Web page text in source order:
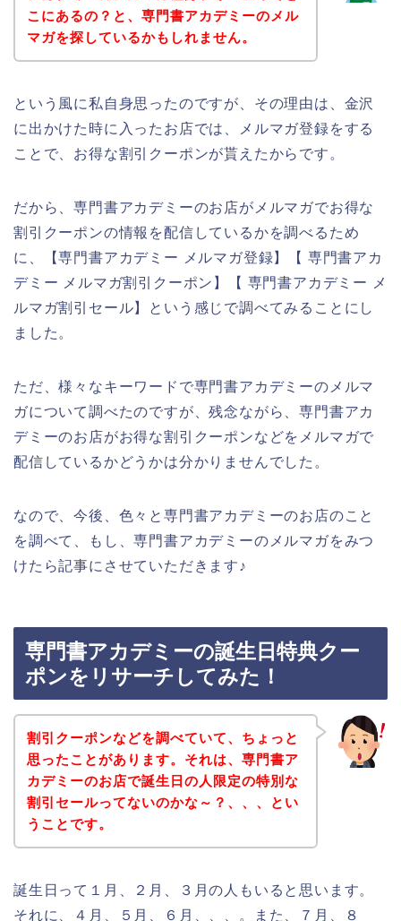
こにあるの？と、専門書アカデミーのメル
マガを探しているかもしれません。
という風に私自身思ったのですが、その理由は、金沢
に出かけた時に入ったお店では、メルマガ登録をする
ことで、お得な割引クーポンが貰えたからです。
だから、専門書アカデミーのお店がメルマガでお得な
割引クーポンの情報を配信しているかを調べるため
に、【専門書アカデミー メルマガ登録】【 専門書アカ
デミー メルマガ割引クーポン】【 専門書アカデミー メ
ルマガ割引セール】という感じで調べてみることにし
ました。
ただ、様々なキーワードで専門書アカデミーのメルマ
ガについて調べたのですが、残念ながら、専門書アカ
デミーのお店がお得な割引クーポンなどをメルマガで
配信しているかどうかは分かりませんでした。
なので、今後、色々と専門書アカデミーのお店のこと
を調べて、もし、専門書アカデミーのメルマガをみつ
けたら記事にさせていただきます♪
専門書アカデミーの誕生日特典クー
ポンをリサーチしてみた！
割引クーポンなどを調べていて、ちょっと
思ったことがあります。それは、専門書ア
カデミーのお店で誕生日の人限定の特別な
割引セールってないのかな～？、、、とい
うことです。
誕生日って１月、２月、３月の人もいると思います。
それに、４月、５月、６月、、、。また、７月、８